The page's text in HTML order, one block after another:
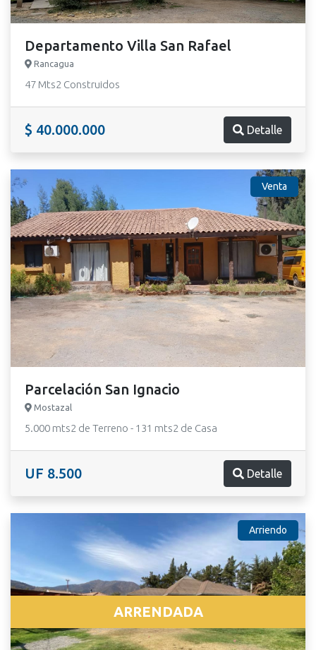
Departamento Villa San Rafael
Rancagua
47 Mts2 Construidos
$ 40.000.000 Detalle
Venta
Parcelación San Ignacio
Mostazal
5.000 mts2 de Terreno - 131 mts2 de Casa
UF 8.500 Detalle
Arriendo
ARRENDADA